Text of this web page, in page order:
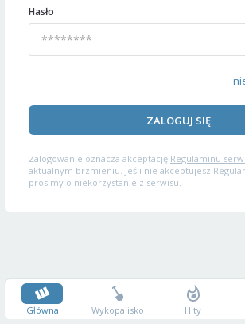
Hasło
ZALOGUJ SIĘ
Zalogowanie oznacza akceptację Regulaminu
aktualnym brzmieniu. Jeśli nie akceptujesz
prosimy o niekorzystanie z serwisu.
Główna Wykopalisko Hity